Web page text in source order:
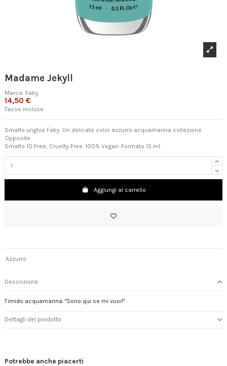
Madame Jekyll
Marca: Faby
14,50 €
Tasse incluse
Smalto unghie Faby. Un delicato color azzurro acquamarina collezione
Opposite.
Smalto 10 Free, Cruelty Free. 100% Vegan. Formato 15 ml.
Aggiungi al carrello
Azzurro
Descrizione
Timido acquamarina. "Sono qui se mi vuoi!"
Dettagli del prodotto
Potrebbe anche piacerti